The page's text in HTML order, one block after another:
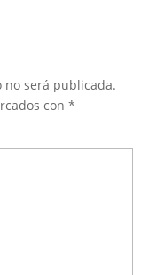
no será publicada.
con *